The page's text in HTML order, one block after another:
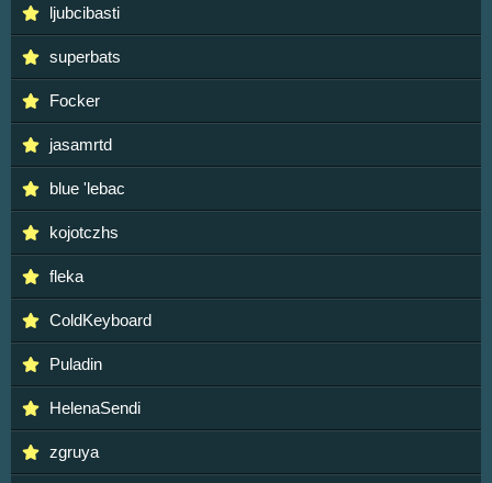
ljubcibasti
superbats
Focker
jasamrtd
blue 'lebac
kojotczhs
fleka
ColdKeyboard
Puladin
HelenaSendi
zgruya